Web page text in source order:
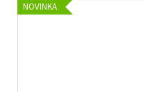
NOVINKA